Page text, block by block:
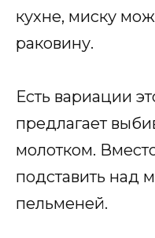
кухне, миску
раковину.
Есть вариации
предлагает
молотком.
подставить над
пельменей.